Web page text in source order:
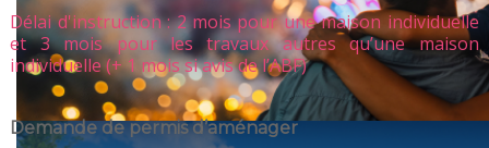
Délai d'instruction : 2 mois pour une maison individuelle
et 3 mois pour les travaux autres qu’une maison
individuelle (+ 1 mois si avis de l’ABF)
Demande de permis d’aménager